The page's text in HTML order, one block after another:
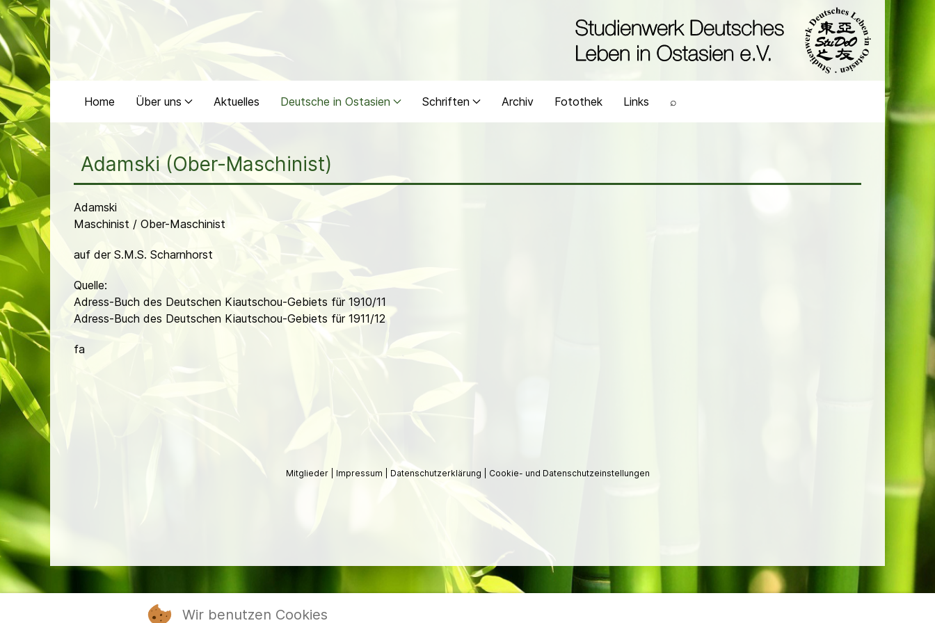
Home Über uns Aktuelles Deutsche in Ostasien Schriften Archiv Fotothek Links ⌕
Adamski (Ober-Maschinist)
Adamski
Maschinist / Ober-Maschinist
auf der S.M.S. Scharnhorst
Quelle:
Adress-Buch des Deutschen Kiautschou-Gebiets für 1910/11
Adress-Buch des Deutschen Kiautschou-Gebiets für 1911/12
fa
Mitglieder Impressum Datenschutzerklärung Cookie- und Datenschutzeinstellungen
Wir benutzen Cookies